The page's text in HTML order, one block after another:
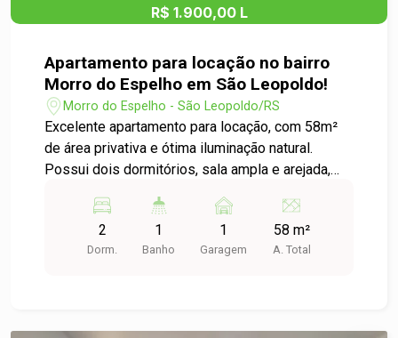
R$ 1.900,00 L
Apartamento para locação no bairro
Morro do Espelho em São Leopoldo!
Morro do Espelho - São Leopoldo/RS
Excelente apartamento para locação, com 58m²
de área privativa e ótima iluminação natural.
Possui dois dormitórios, sala ampla e arejada,
garagem. O condomínio conta com portaria com
acesso por tag, garantindo mais segurança e
praticidade no dia a dia. Localizado no bairro
2
Dorm.
1
Banho
1
Garagem
58 m²
A. Total